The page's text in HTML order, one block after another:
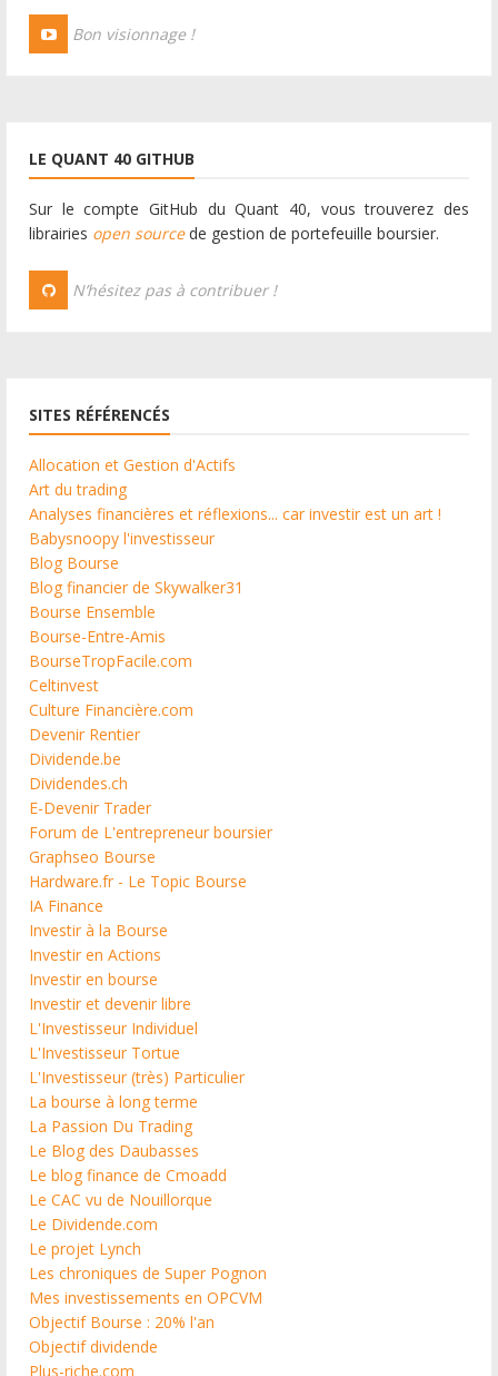
Bon visionnage !
LE QUANT 40 GITHUB
Sur le compte GitHub du Quant 40, vous trouverez des
librairies open sourcede gestion de portefeuille boursier.
N’hésitez pas à contribuer !
SITES RÉFÉRENCÉS
Allocation et Gestion d'Actifs
Art du trading
Analyses financières et réflexions... car investir est un art !
Babysnoopy l'investisseur
Blog Bourse
Blog financier de Skywalker31
Bourse Ensemble
Bourse-Entre-Amis
BourseTropFacile.com
Celtinvest
Culture Financière.com
Devenir Rentier
Dividende.be
Dividendes.ch
E-Devenir Trader
Forum de L'entrepreneur boursier
Graphseo Bourse
Hardware.fr - Le Topic Bourse
IA Finance
Investir à la Bourse
Investir en Actions
Investir en bourse
Investir et devenir libre
L'Investisseur Individuel
L'Investisseur Tortue
L'Investisseur (très) Particulier
La bourse à long terme
La Passion Du Trading
Le Blog des Daubasses
Le blog finance de Cmoadd
Le CAC vu de Nouillorque
Le Dividende.com
Le projet Lynch
Les chroniques de Super Pognon
Mes investissements en OPCVM
Objectif Bourse : 20% l'an
Objectif dividende
Plus-riche.com